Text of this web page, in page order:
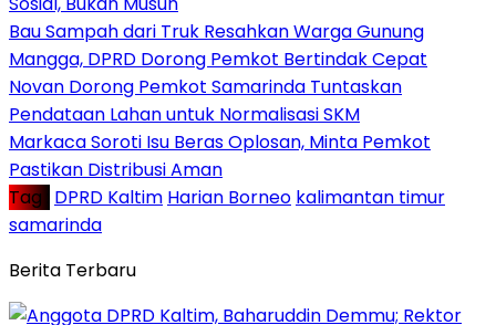
Bau Sampah dari Truk Resahkan Warga Gunung
Mangga, DPRD Dorong Pemkot Bertindak Cepat
Novan Dorong Pemkot Samarinda Tuntaskan
Pendataan Lahan untuk Normalisasi SKM
Markaca Soroti Isu Beras Oplosan, Minta Pemkot
Pastikan Distribusi Aman
Tag : DPRD Kaltim Harian Borneo kalimantan timur
samarinda
Berita Terbaru